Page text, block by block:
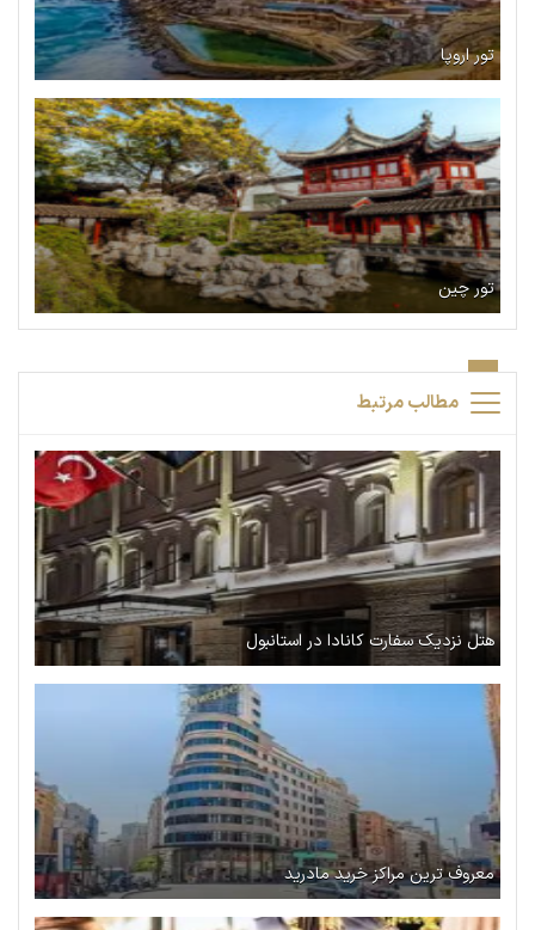
تور اروپا
تور چین
مطالب مرتبط
هتل نزدیک سفارت کانادا در استانبول
معروف ترین مراکز خرید مادرید